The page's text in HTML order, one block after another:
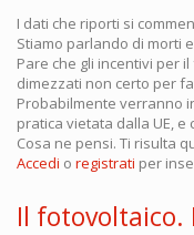
I dati che riporti si
Stiamo parlando di morti
Pare che gli incentivi per
dimezzati non certo per
Probabilmente verranno
pratica vietata dalla UE,
Cosa ne pensi. Ti risulta
Accedi o registrati per
Il fotovoltaico.